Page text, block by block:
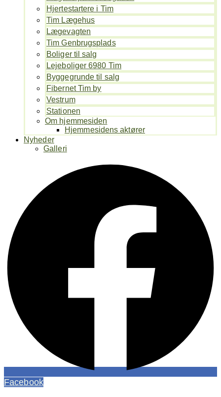
Hjertestartere i Tim
Tim Lægehus
Lægevagten
Tim Genbrugsplads
Boliger til salg
Lejeboliger 6980 Tim
Byggegrunde til salg
Fibernet Tim by
Vestrum
Stationen
Om hjemmesiden
Hjemmesidens aktører
Nyheder
Galleri
Facebook